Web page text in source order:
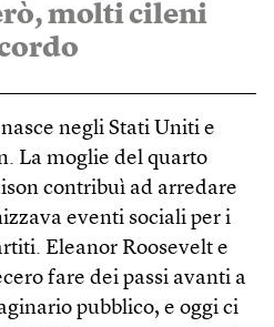
molti cileni
negli Stati Uniti e
La moglie del quarto
contribuì ad arredare
eventi sociali per i
Eleanor Roosevelt e
fare dei passi avanti a
pubblico, e oggi ci